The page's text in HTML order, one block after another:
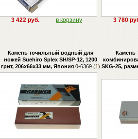
3 422 руб. в корзину 3 780
Камень точильный водный для
ножей Suehiro Splex SH/SP-12, 1200
грит, 206х66x33 мм, Япония 0-6369 (1)
Камень
SKG-25,